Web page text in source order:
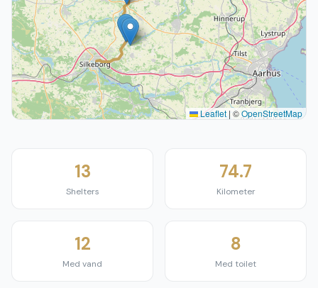
Leaflet | ©OpenStreetMap
13
Shelters
74.7
Kilometer
12
Med vand
8
Med toilet